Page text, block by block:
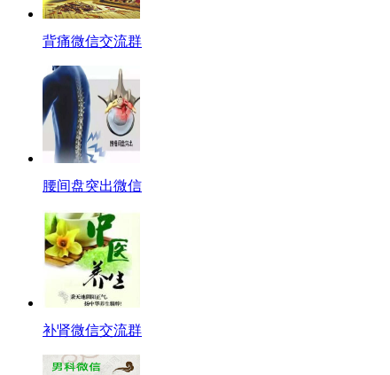
背痛微信交流群
腰间盘突出微信
补肾微信交流群